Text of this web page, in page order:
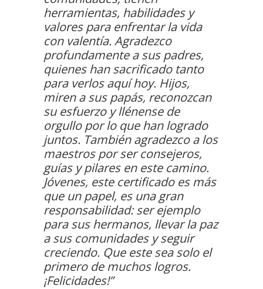
herramientas, habilidades y
valores para enfrentar la vida
con valentía. Agradezco
profundamente a sus padres,
quienes han sacrificado tanto
para verlos aquí hoy. Hijos,
miren a sus papás, reconozcan
su esfuerzo y llénense de
orgullo por lo que han logrado
juntos. También agradezco a los
maestros por ser consejeros,
guías y pilares en este camino.
Jóvenes, este certificado es más
que un papel, es una gran
responsabilidad: ser ejemplo
para sus hermanos, llevar la paz
a sus comunidades y seguir
creciendo. Que este sea solo el
primero de muchos logros.
¡Felicidades!”